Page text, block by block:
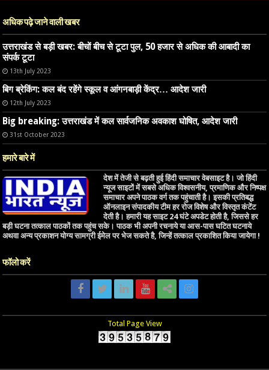
अधिक पढ़े जाने वाली खबर
उत्तराखंड से बड़ी खबर: बीचों बीच से टूटा पुल, 50 हजार से अधिक की आबादी का
संपर्क टूटा
13th July 2023
बिग ब्रेकिंग: कल बंद रहेंगे स्कूल व आंगनबाड़ी केंद्र… आदेश जारी
12th July 2023
Big breaking: उत्तराखंड में कल सार्वजनिक अवकाश घोषित, आदेश जारी
31st October 2023
हमारे बारे में
देश में तेजी से बढ़ती हुई हिंदी समाचार वेबसाइट है। जो हिंदी
न्यूज साइटों में सबसे अधिक विश्वसनीय, प्रमाणिक और निष्पक्ष
समाचार अपने पाठक वर्ग तक पहुंचाती है। इसकी प्रतिबद्ध
ऑनलाइन संपादकीय टीम हर रोज विशेष और विस्तृत कंटेंट
देती है। हमारी यह साइट 24 घंटे अपडेट होती है, जिससे हर
बड़ी घटना तत्काल पाठकों तक पहुंच सके। पाठक भी अपनी रचनाये या आस-पास घटित घटनाये
अथवा अन्य प्रकाशन योग्य सामग्री ईमेल पर भेज सकते है, जिन्हें तत्काल प्रकाशित किया जायेगा !
फॉलो करें
Total Page View